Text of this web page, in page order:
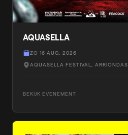
AQUASELLA
ZO 16 AUG. 2026
AQUASELLA FESTIVAL , ARRIONDAS
BEKIJK EVENEMENT